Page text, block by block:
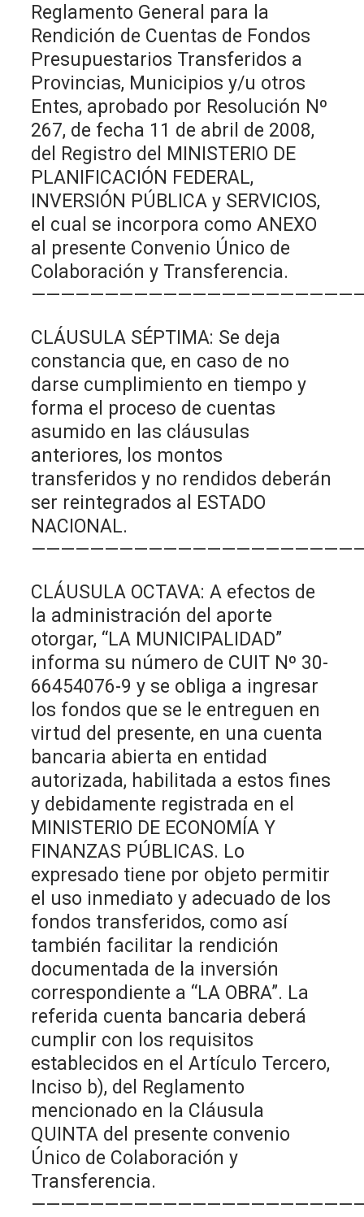
Reglamento General para la
Rendición de Cuentas de Fondos
Presupuestarios Transferidos a
Provincias, Municipios y/u otros
Entes, aprobado por Resolución Nº
267, de fecha 11 de abril de 2008,
del Registro del MINISTERIO DE
PLANIFICACIÓN FEDERAL,
INVERSIÓN PÚBLICA y SERVICIOS,
el cual se incorpora como ANEXO
al presente Convenio Único de
Colaboración y Transferencia.
CLÁUSULA SÉPTIMA: Se deja
constancia que, en caso de no
darse cumplimiento en tiempo y
forma el proceso de cuentas
asumido en las cláusulas
anteriores, los montos
transferidos y no rendidos deberán
ser reintegrados al ESTADO
NACIONAL.
CLÁUSULA OCTAVA: A efectos de
la administración del aporte
otorgar, “LA MUNICIPALIDAD”
informa su número de CUIT Nº 30-
66454076-9 y se obliga a ingresar
los fondos que se le entreguen en
virtud del presente, en una cuenta
bancaria abierta en entidad
autorizada, habilitada a estos fines
y debidamente registrada en el
MINISTERIO DE ECONOMÍA Y
FINANZAS PÚBLICAS. Lo
expresado tiene por objeto permitir
el uso inmediato y adecuado de los
fondos transferidos, como así
también facilitar la rendición
documentada de la inversión
correspondiente a “LA OBRA”. La
referida cuenta bancaria deberá
cumplir con los requisitos
establecidos en el Artículo Tercero,
Inciso b), del Reglamento
mencionado en la Cláusula
QUINTA del presente convenio
Único de Colaboración y
Transferencia.